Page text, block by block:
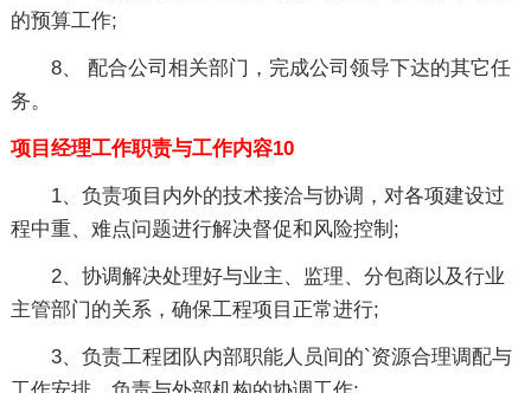
的预算工作;
8、 配合公司相关部门，完成公司领导下达的其它任
务。
项目经理工作职责与工作内容10
1、负责项目内外的技术接洽与协调，对各项建设过
程中重、难点问题进行解决督促和风险控制;
2、协调解决处理好与业主、监理、分包商以及行业
主管部门的关系，确保工程项目正常进行;
3、负责工程团队内部职能人员间的`资源合理调配与